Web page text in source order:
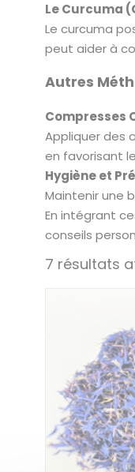
Le Curcuma
Le curcuma
peut aider à
Autres
Compresses
Appliquer des
en favorisant
Hygiène et
Maintenir une
En intégrant
conseils
7 résultats